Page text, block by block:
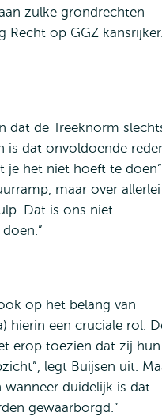
zulke grondrechten
Recht op GGZ kansrijker.
dat de Treeknorm
is dat onvoldoende
je het niet hoeft te
maar over allerlei
Dat is ons niet
op het belang van
hierin een cruciale rol.
erop toezien dat zij hun
legt Buijsen uit.
duidelijk is dat
gewaarborgd.”